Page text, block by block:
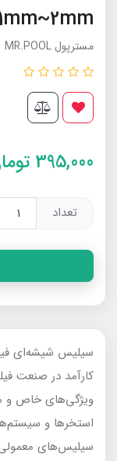
مسترپول MR.POOL
395,000
تعداد
سیلیس شیشه‌ای
کارآمد در صنعت
ویژگی‌های خاص و
استخرها و
سیلیس‌های